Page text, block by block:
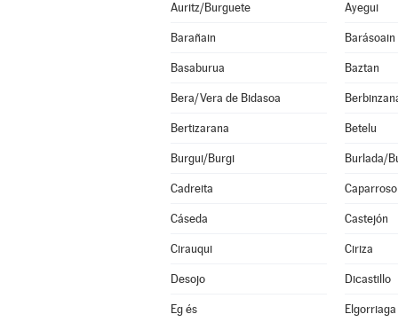
Auritz/Burguete Ayegui
Barañain Barásoain
Basaburua Baztan
Bera/Vera de Bidasoa
Bertizarana Betelu
Burgui/Burgi Burlada/
Cadreita Caparroso
Cáseda Castejón
Cirauqui Ciriza
Desojo Dicastillo
Eg és Elgorriaga